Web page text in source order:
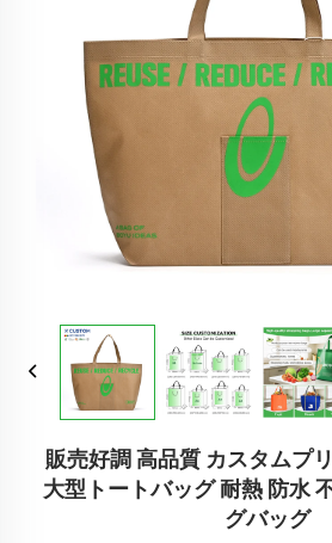
販売好調 高品質 カスタムプ
大型トートバッグ 耐熱 防水
グバッグ